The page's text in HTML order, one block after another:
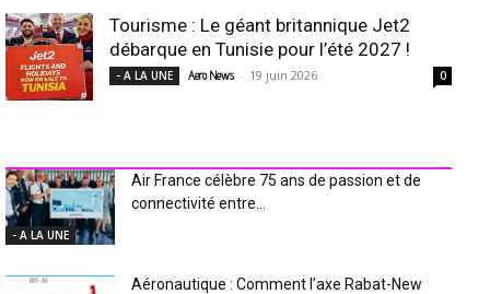
Tourisme : Le géant britannique Jet2
débarque en Tunisie pour l’été 2027 !
- A LA UNE Aero News - 19 juin 2026 0
- A LA UNE
Air France célèbre 75 ans de passion et de
connectivité entre...
Aéronautique : Comment l’axe Rabat-New